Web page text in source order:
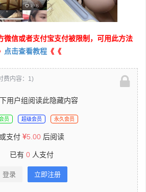
微信或者支付宝支付被限制，可用此方法
点击查看教程 《《
费内容：1)
用户组阅读此隐藏内容
员 超级会员 永久会员
或支付 5.00 后阅读
已有 0 人支付
登录 立即注册